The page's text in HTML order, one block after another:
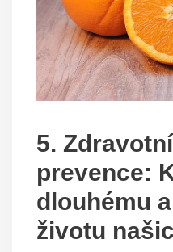
5.
prevence:
dlouhému
životu